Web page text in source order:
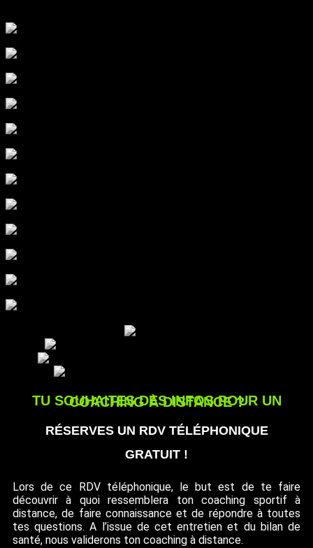
TU SOUHAITES DES INFOS POUR UN COACHING À DISTANCE ?
RÉSERVES UN RDV TÉLÉPHONIQUE
GRATUIT !
Lors de ce RDV téléphonique, le but est de te faire
découvrir à quoi ressemblera ton coaching sportif à
distance, de faire connaissance et de répondre à toutes
tes questions. A l’issue de cet entretien et du bilan de
santé, nous validerons ton coaching à distance.